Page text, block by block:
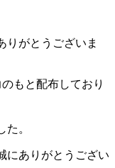
りがとうございま
もと配布しており
。
にありがとうござい